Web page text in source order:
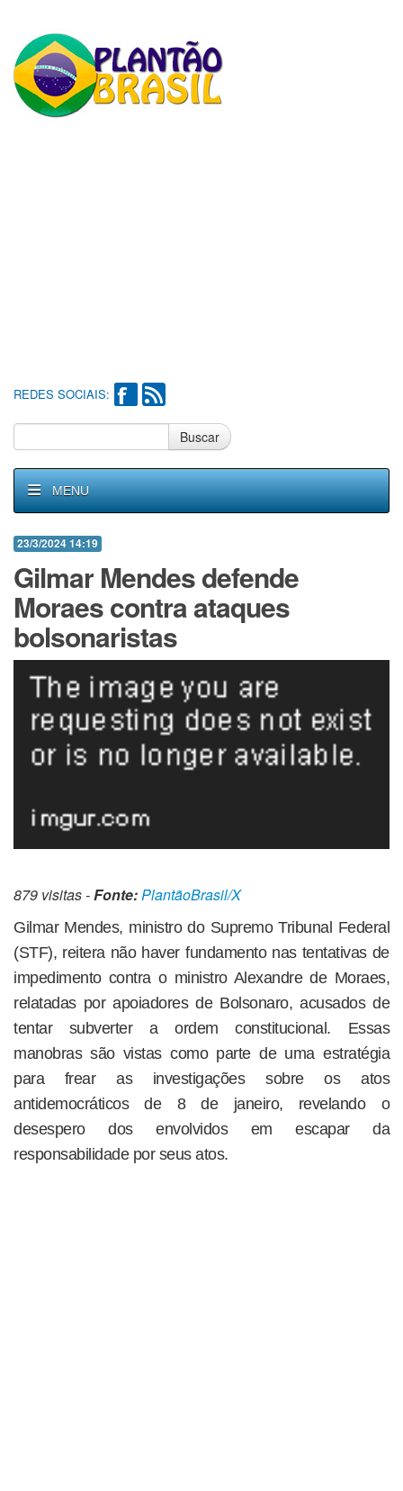
REDES SOCIAIS:
Buscar
MENU
23/3/2024 14:19
Gilmar Mendes defende
Moraes contra ataques
bolsonaristas
879 visitas -Fonte:PlantãoBrasil/X
Gilmar Mendes, ministro do Supremo Tribunal Federal
(STF), reitera não haver fundamento nas tentativas de
impedimento contra o ministro Alexandre de Moraes,
relatadas por apoiadores de Bolsonaro, acusados de
tentar subverter a ordem constitucional. Essas
manobras são vistas como parte de uma estratégia
para frear as investigações sobre os atos
antidemocráticos de 8 de janeiro, revelando o
desespero dos envolvidos em escapar da
responsabilidade por seus atos.